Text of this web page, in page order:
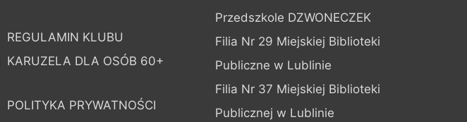
REGULAMIN KLUBU
KARUZELA DLA OSÓB 60+
POLITYKA PRYWATNOŚCI
Przedszkole DZWONECZEK
Filia Nr 29 Miejskiej Biblioteki
Publiczne w Lublinie
Filia Nr 37 Miejskiej Biblioteki
Publicznej w Lublinie